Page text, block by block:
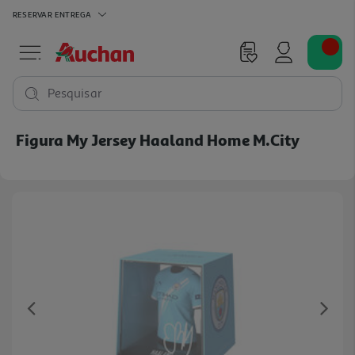
RESERVAR ENTREGA
Pesquisar
Figura My Jersey Haaland Home M.city
Previous